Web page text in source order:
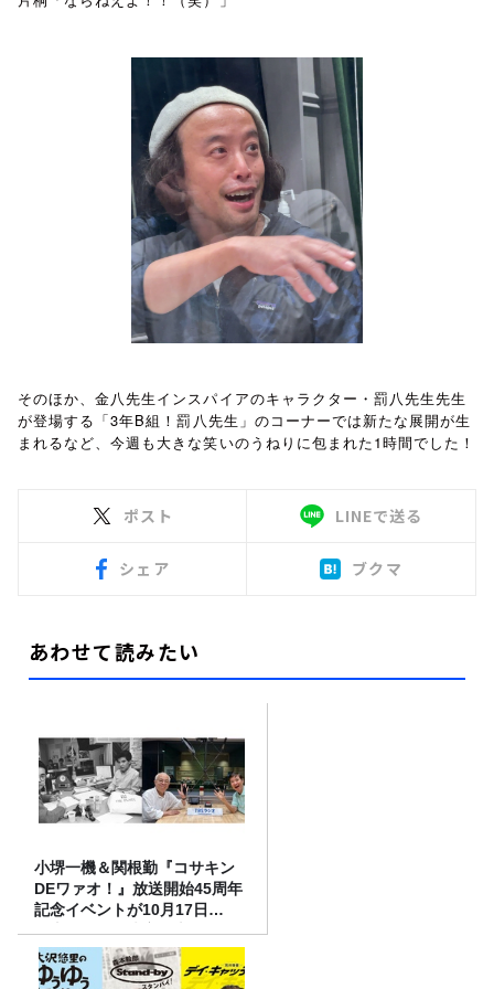
そのほか、金八先生インスパイアのキャラクター・罰八先生先生
が登場する「3年B組！罰八先生」のコーナーでは新たな展開が生
まれるなど、今週も大きな笑いのうねりに包まれた 1 時間でした！
ポスト LINEで送る
シェア ブクマ
あわせて読みたい
小堺一機＆関根勤『コサキン
DEワァオ！』放送開始45周年
記念イベントが10月17日
（土）に開催決定！本日より
FC先行受付スタート！